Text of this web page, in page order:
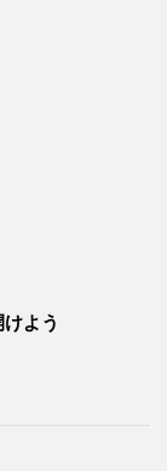
よう